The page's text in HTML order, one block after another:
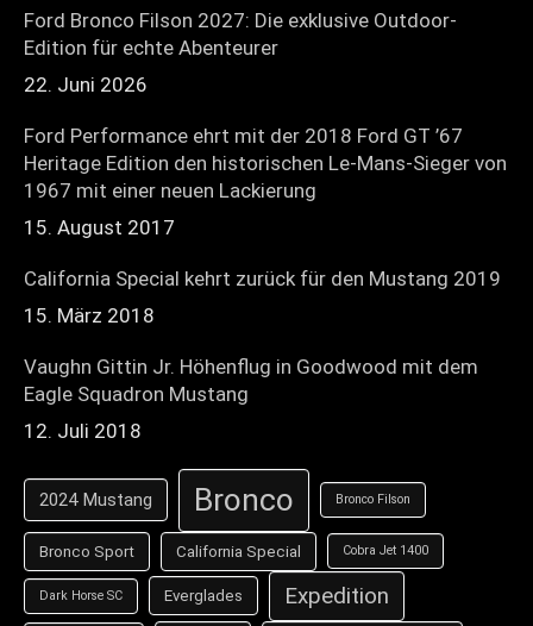
Ford Bronco Filson 2027: Die exklusive Outdoor-
Edition für echte Abenteurer
22. Juni 2026
Ford Performance ehrt mit der 2018 Ford GT ’67
Heritage Edition den historischen Le-Mans-Sieger von
1967 mit einer neuen Lackierung
15. August 2017
California Special kehrt zurück für den Mustang 2019
15. März 2018
Vaughn Gittin Jr. Höhenflug in Goodwood mit dem
Eagle Squadron Mustang
12. Juli 2018
2024 Mustang Bronco Bronco Filson
Bronco Sport California Special Cobra Jet 1400
Dark Horse SC Everglades Expedition